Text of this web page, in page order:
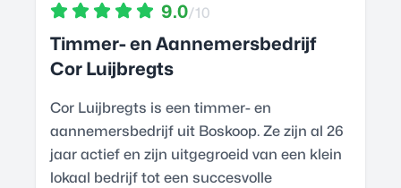
9.0/10
Timmer- en Aannemersbedrijf
Cor Luijbregts
Cor Luijbregts is een timmer- en
aannemersbedrijf uit Boskoop. Ze zijn al 26
jaar actief en zijn uitgegroeid van een klein
lokaal bedrijf tot een succesvolle